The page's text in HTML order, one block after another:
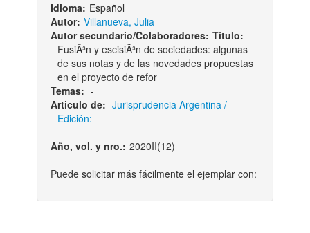
Idioma: Español
Autor: Villanueva, Julia
Autor secundario/Colaboradores: Título:
FusiÃ³n y escisiÃ³n de sociedades: algunas
de sus notas y de las novedades propuestas
en el proyecto de refor
Temas: -
Articulo de: Jurisprudencia Argentina /
Edición:
Año, vol. y nro.: 2020II(12)
Puede solicitar más fácilmente el ejemplar con: